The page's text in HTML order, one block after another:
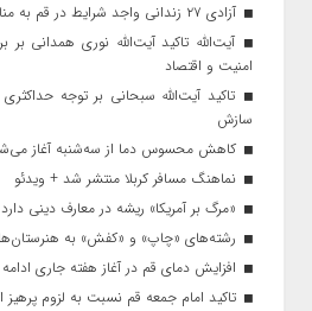
آزادی ۲۷ زندانی واجد شرایط در قم به مناسبت اربعین
آیت‌الله تاکید آیت‌الله نوری همدانی بر
امنیت و اقتصاد
تاکید آیت‌الله‌ سبحانی بر توجه
سازش
کاهش محسوس دما از سه‌شنبه آغاز
نماهنگ مسافر کربلا منتشر شد + ویدئو
«مرگ بر آمریکا» ریشه در معارف دینی دارد
رشته‌های «چاپ» و «کفش» به
افزایش دمای قم در آغاز هفته جاری ادامه
تاکید امام جمعه قم نسبت به لزوم